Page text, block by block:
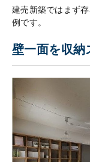
建売新築ではまず
例です。
壁一面を収納